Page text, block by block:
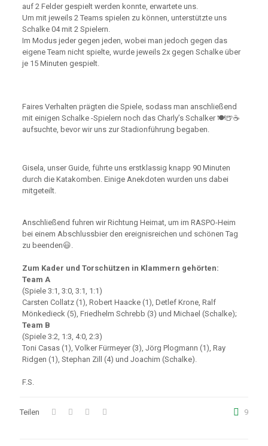
auf 2 Felder gespielt werden konnte, erwartete uns.
Um mit jeweils 2 Teams spielen zu können, unterstützte uns
Schalke 04 mit 2 Spielern.
Im Modus jeder gegen jeden, wobei man jedoch gegen das
eigene Team nicht spielte, wurde jeweils 2x gegen Schalke über
je 15 Minuten gespielt.
Faires Verhalten prägten die Spiele, sodass man anschließend
mit einigen Schalke -Spielern noch das Charly’s Schalker 🍽️🍺☕
aufsuchte, bevor wir uns zur Stadionführung begaben.
Gisela, unser Guide, führte uns erstklassig knapp 90 Minuten
durch die Katakomben. Einige Anekdoten wurden uns dabei
mitgeteilt.
Anschließend fuhren wir Richtung Heimat, um im RASPO-Heim
bei einem Abschlussbier den ereignisreichen und schönen Tag
zu beenden😃.
Zum Kader und Torschützen in Klammern gehörten:
Team A
(Spiele 3:1, 3:0, 3:1, 1:1)
Carsten Collatz (1), Robert Haacke (1), Detlef Krone, Ralf
Mönkedieck (5), Friedhelm Schrebb (3) und Michael (Schalke);
Team B
(Spiele 3:2, 1:3, 4:0, 2:3)
Toni Casas (1), Volker Fürmeyer (3), Jörg Plogmann (1), Ray
Ridgen (1), Stephan Zill (4) und Joachim (Schalke).
F.S.
Teilen 9